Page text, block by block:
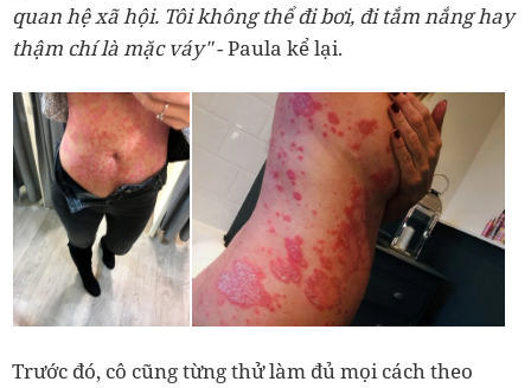
quan hệ xã hội. Tôi không thể đi bơi, đi tắm nắng hay
thậm chí là mặc váy"- Paula kể lại.
Trước đó, cô cũng từng thử làm đủ mọi cách theo